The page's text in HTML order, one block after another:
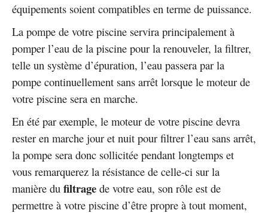
équipements soient compatibles en terme de puissance.
La pompe de votre piscine servira principalement à
pomper l’eau de la piscine pour la renouveler, la filtrer,
telle un système d’épuration, l’eau passera par la
pompe continuellement sans arrêt lorsque le moteur de
votre piscine sera en marche.
En été par exemple, le moteur de votre piscine devra
rester en marche jour et nuit pour filtrer l’eau sans arrêt,
la pompe sera donc sollicitée pendant longtemps et
vous remarquerez la résistance de celle-ci sur la
manière du filtrage de votre eau, son rôle est de
permettre à votre piscine d’être propre à tout moment,